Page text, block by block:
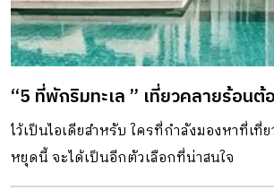
“5 ที่พักริมทะเล ” เที่ยวคลายร้อน
ไว้เป็นไอเดียสำหรับ ใครที่กำลังมองหาที่เ
หยุดนี้ จะได้เป็นอีกตัวเลือกที่น่าสนใจ